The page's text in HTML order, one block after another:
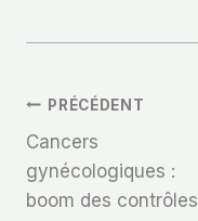
Navigation
De
PRÉCÉDENT
Cancers
gynécologiques :
boom des contrôles